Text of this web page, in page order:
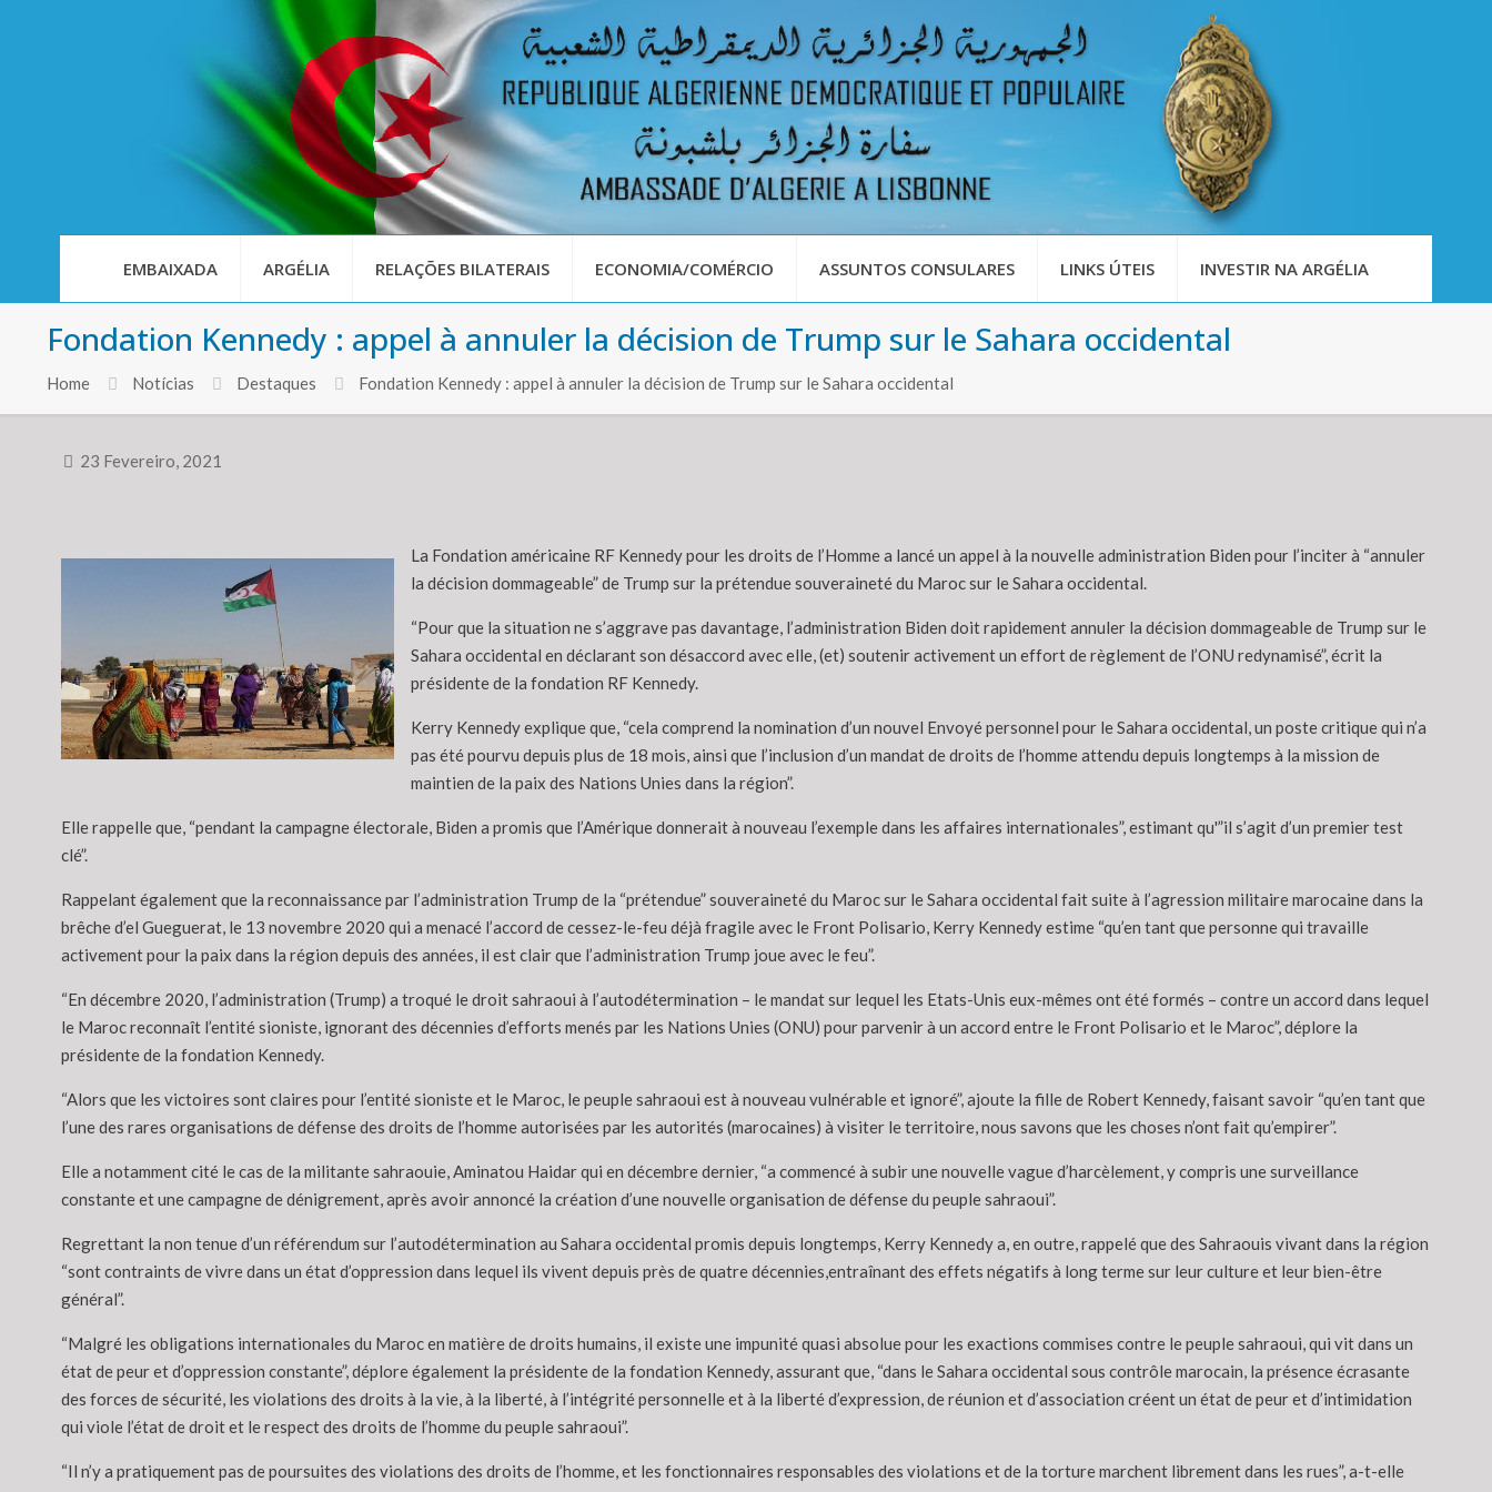
EMBAIXADA ARGÉLIA RELAÇÕES BILATERAIS ECONOMIA/COMÉRCIO ASSUNTOS CONSULARES LINKS ÚTEIS INVESTIR NA ARGÉLIA
Fondation Kennedy : appel à annuler la décision de Trump sur le Sahara occidental
Home Notícias Destaques Fondation Kennedy : appel à annuler la décision de Trump sur le Sahara occidental
23 Fevereiro, 2021
La Fondation américaine RF Kennedy pour les droits de l’Homme a lancé un appel à la nouvelle administration Biden pour l’inciter à “annuler
la décision dommageable” de Trump sur la prétendue souveraineté du Maroc sur le Sahara occidental.
“Pour que la situation ne s’aggrave pas davantage, l’administration Biden doit rapidement annuler la décision dommageable de Trump sur le
Sahara occidental en déclarant son désaccord avec elle, (et) soutenir activement un effort de règlement de l’ONU redynamisé”, écrit la
présidente de la fondation RF Kennedy.
Kerry Kennedy explique que, “cela comprend la nomination d’un nouvel Envoyé personnel pour le Sahara occidental, un poste critique qui n’a
pas été pourvu depuis plus de 18 mois, ainsi que l’inclusion d’un mandat de droits de l’homme attendu depuis longtemps à la mission de
maintien de la paix des Nations Unies dans la région”.
Elle rappelle que, “pendant la campagne électorale, Biden a promis que l’Amérique donnerait à nouveau l’exemple dans les affaires internationales”, estimant qu'”il s’agit d’un premier test
clé”.
Rappelant également que la reconnaissance par l’administration Trump de la “prétendue” souveraineté du Maroc sur le Sahara occidental fait suite à l’agression militaire marocaine dans la
brêche d’el Gueguerat, le 13 novembre 2020 qui a menacé l’accord de cessez-le-feu déjà fragile avec le Front Polisario, Kerry Kennedy estime “qu’en tant que personne qui travaille
activement pour la paix dans la région depuis des années, il est clair que l’administration Trump joue avec le feu”.
“En décembre 2020, l’administration (Trump) a troqué le droit sahraoui à l’autodétermination – le mandat sur lequel les Etats-Unis eux-mêmes ont été formés – contre un accord dans lequel
le Maroc reconnaît l’entité sioniste, ignorant des décennies d’efforts menés par les Nations Unies (ONU) pour parvenir à un accord entre le Front Polisario et le Maroc”, déplore la
présidente de la fondation Kennedy.
“Alors que les victoires sont claires pour l’entité sioniste et le Maroc, le peuple sahraoui est à nouveau vulnérable et ignoré”, ajoute la fille de Robert Kennedy, faisant savoir “qu’en tant que
l’une des rares organisations de défense des droits de l’homme autorisées par les autorités (marocaines) à visiter le territoire, nous savons que les choses n’ont fait qu’empirer”.
Elle a notamment cité le cas de la militante sahraouie, Aminatou Haidar qui en décembre dernier, “a commencé à subir une nouvelle vague d’harcèlement, y compris une surveillance
constante et une campagne de dénigrement, après avoir annoncé la création d’une nouvelle organisation de défense du peuple sahraoui”.
Regrettant la non tenue d’un référendum sur l’autodétermination au Sahara occidental promis depuis longtemps, Kerry Kennedy a, en outre, rappelé que des Sahraouis vivant dans la région
“sont contraints de vivre dans un état d’oppression dans lequel ils vivent depuis près de quatre décennies,entraînant des effets négatifs à long terme sur leur culture et leur bien-être
général”.
“Malgré les obligations internationales du Maroc en matière de droits humains, il existe une impunité quasi absolue pour les exactions commises contre le peuple sahraoui, qui vit dans un
état de peur et d’oppression constante”, déplore également la présidente de la fondation Kennedy, assurant que, “dans le Sahara occidental sous contrôle marocain, la présence écrasante
des forces de sécurité, les violations des droits à la vie, à la liberté, à l’intégrité personnelle et à la liberté d’expression, de réunion et d’association créent un état de peur et d’intimidation
qui viole l’état de droit et le respect des droits de l’homme du peuple sahraoui”.
“Il n’y a pratiquement pas de poursuites des violations des droits de l’homme, et les fonctionnaires responsables des violations et de la torture marchent librement dans les rues”, a-t-elle